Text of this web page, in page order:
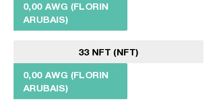
0,00 AWG (FLORIN
ARUBAIS)
33 NFT (NFT)
0,00 AWG (FLORIN
ARUBAIS)